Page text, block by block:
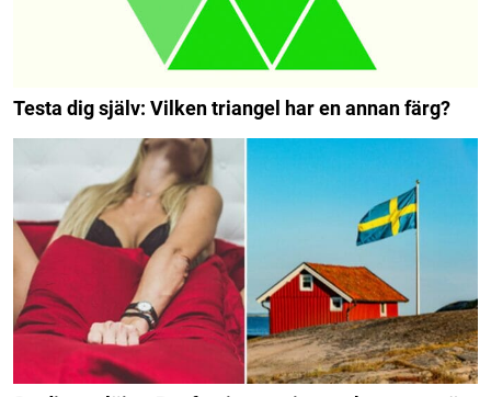
Testa dig själv: Vilken triangel har en annan färg?